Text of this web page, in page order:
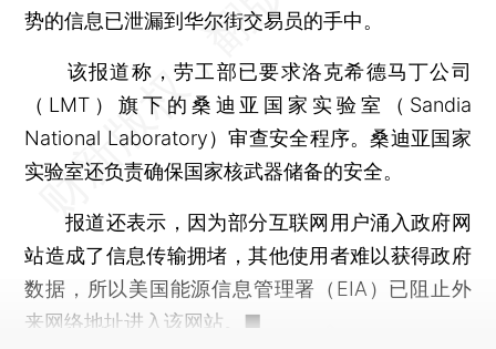
势的信息已泄漏到华尔街交易员的手中。
该报道称，劳工部已要求洛克希德马丁公司
（LMT）旗下的桑迪亚国家实验室（Sandia
National Laboratory）审查安全程序。桑迪亚国家
实验室还负责确保国家核武器储备的安全。
报道还表示，因为部分互联网用户涌入政府网
站造成了信息传输拥堵，其他使用者难以获得政府
数据，所以美国能源信息管理署（EIA）已阻止外
来网络地址进入该网站。■